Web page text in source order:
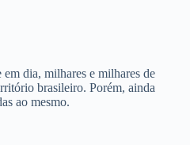
em dia, milhares e milhares de
brasileiro. Porém, ainda
ao mesmo.